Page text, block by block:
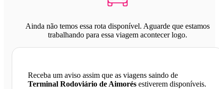
Ainda não temos essa rota disponível. Aguarde que estamos
trabalhando para essa viagem acontecer logo.
Receba um aviso assim que as viagens saindo de
Terminal Rodoviário de Aimorés estiverem disponíveis.